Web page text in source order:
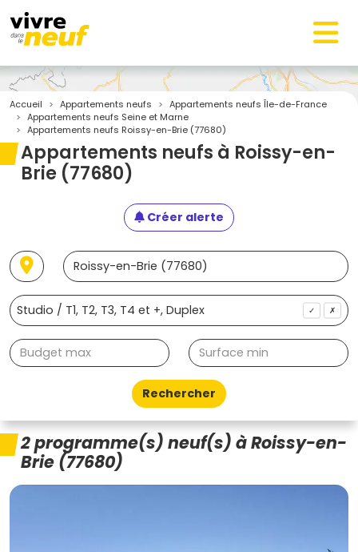
Accueil Appartements neufs
Appartements neufs Île-de-France
Appartements neufs Seine et Marne
Appartements neufs Roissy-en-Brie (77680)
Appartements neufs à Roissy-en-
Brie (77680)
Créer alerte
✓ ✗
Rechercher
2 programme(s) neuf(s) à Roissy-en-
Brie (77680)